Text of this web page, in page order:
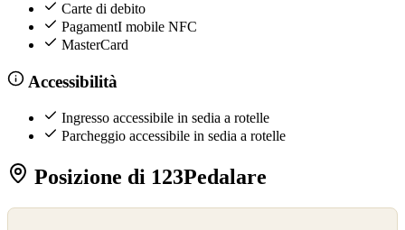
Carte di debito
PagamentI mobile NFC
MasterCard
Accessibilità
Ingresso accessibile in sedia a rotelle
Parcheggio accessibile in sedia a rotelle
Posizione di 123Pedalare